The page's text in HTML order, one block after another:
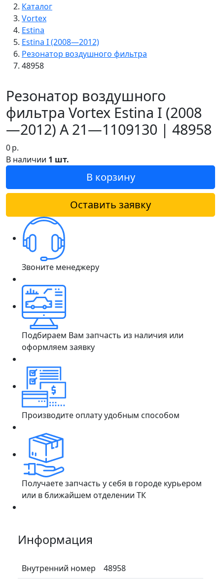
Каталог
Vortex
Estina
Estina I (2008—2012)
Резонатор воздушного фильтра
48958
Резонатор воздушного
фильтра Vortex Estina I (2008
—2012) A 21—1109130 | 48958
0р.
В наличии 1 шт.
В корзину
Оставить заявку
Звоните менеджеру
Подбираем Вам запчасть из наличия или
оформляем заявку
Производите оплату удобным способом
Получаете запчасть у себя в городе курьером
или в ближайшем отделении ТК
Информация
Внутренний номер 48958